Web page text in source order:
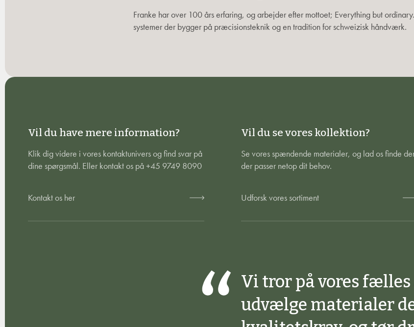
Franke har over 100 års erfaring, og arbejder efter mottoet; Everything but
systemer der bygger på præcisionsteknik og en tradition for schweizisk håndværk.
Vil du have mere information?
Klik dig videre i vores kontaktunivers og find svar på
dine spørgsmål. Eller kontakt os på +45 9749 8090
Kontakt os her
Vil du se vores kollektion?
Se vores spændende materialer, og lad os finde
der passer netop dit behov.
Udforsk vores sortiment
Vi tror på vores
udvælge materialer